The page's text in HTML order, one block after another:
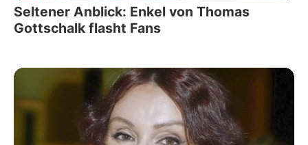
Seltener Anblick: Enkel von Thomas
Gottschalk flasht Fans